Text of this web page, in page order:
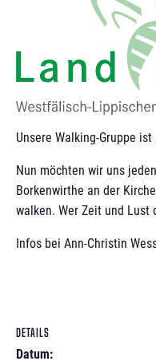
Unsere Walking-Gruppe
Nun möchten wir uns
Borkenwirthe an der
walken. Wer Zeit und
Infos bei Ann-Christin
DETAILS
Datum: